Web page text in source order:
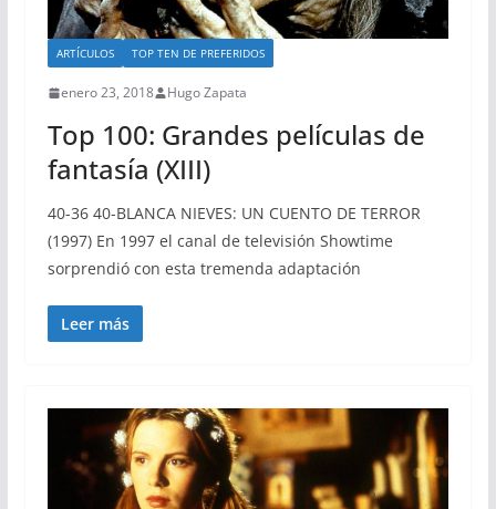
ARTÍCULOS TOP TEN DE PREFERIDOS
enero 23, 2018 Hugo Zapata
Top 100: Grandes películas de
fantasía (XIII)
40-36 40-BLANCA NIEVES: UN CUENTO DE TERROR
(1997) En 1997 el canal de televisión Showtime
sorprendió con esta tremenda adaptación
Leer más